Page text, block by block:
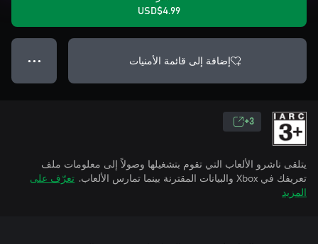
USD$4.99
إضافة إلى قائمة الأمنيات ● ● ●
3+
يتلقى ناشرو الألعاب التي تقوم بتشغيلها وصولاً إلى معلومات ملف
تعريفك في Xbox والبيانات المقترنة بينما تمارس الألعاب.
تعرّف على
المزيد